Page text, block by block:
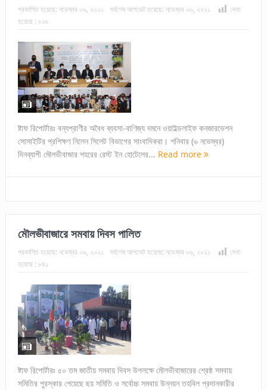
প্রকাশিত হয়েছে: নভেম্বর ০৬, ২০২১ সর্বশেষ আপডেট হয়েছে: নভেম্বর ০৬, ২০২১
দেখা
হয়েছে : ৮১৬
ষ্টাফ রিপোর্টারঃ বন্যপ্রাণীর অবৈধ ব্যবসা-বাণিজ্য দমনে ওয়াইল্ডলাইফ কনজারভেশন
সোসাইটির প্রশিক্ষণ নিলেন সিলেট বিভাগের সাংবাদিকরা। শনিবার (৬ নভেম্বর)
দিনব্যাপী মৌলভীবাজার শহরের রেস্ট ইন হোটেলের... Read more
মৌলভীবাজারে সমবায় দিবস পালিত
প্রকাশিত হয়েছে: নভেম্বর ০৬, ২০২১ সর্বশেষ আপডেট হয়েছে: নভেম্বর ০৬, ২০২১
দেখা
হয়েছে : ৮৪১
ষ্টাফ রিপোর্টারঃ ৫০ তম জাতীয় সমবায় দিবস উপলক্ষে মৌলভীবাজারের শ্রেষ্ঠ সমবায়
সমিতির পুরস্কার পেয়েছে ছয় সমিতি ও সর্বোচ্চ সমবায় উন্নয়ন তহবিল প্রদানকারীর